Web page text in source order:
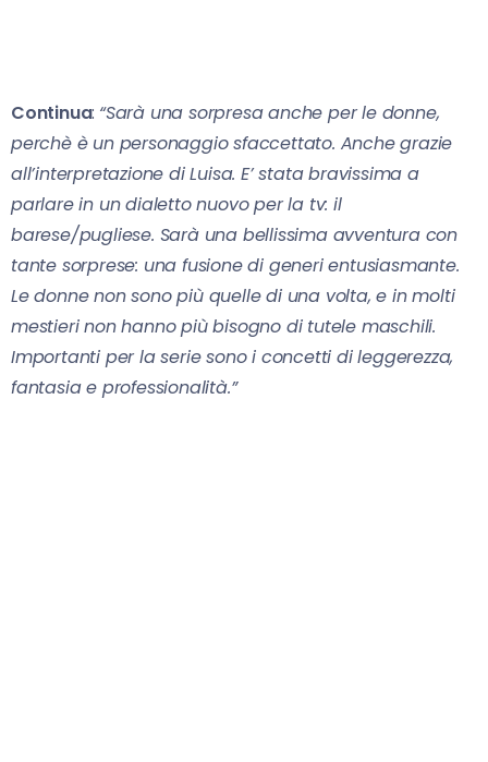
Continua: “Sarà una sorpresa anche per le donne,
perchè è un personaggio sfaccettato. Anche grazie
all’interpretazione di Luisa. E’ stata bravissima a
parlare in un dialetto nuovo per la tv: il
barese/pugliese. Sarà una bellissima avventura con
tante sorprese: una fusione di generi entusiasmante.
Le donne non sono più quelle di una volta, e in molti
mestieri non hanno più bisogno di tutele maschili.
Importanti per la serie sono i concetti di leggerezza,
fantasia e professionalità.”